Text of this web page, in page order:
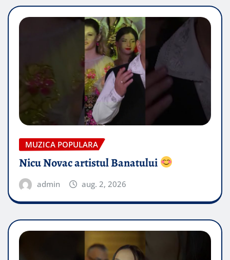
MUZICA POPULARA
Nicu Novac artistul Banatului
admin aug. 2, 2026